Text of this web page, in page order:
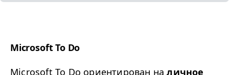
Microsoft To Do
Microsoft To Do ориентирован наличное